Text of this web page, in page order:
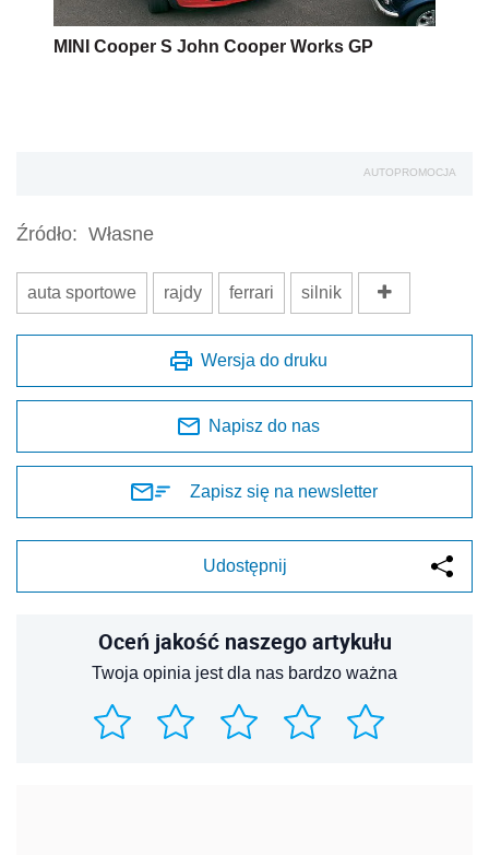
MINI Cooper S John Cooper Works GP
AUTOPROMOCJA
Źródło: Własne
auta sportowe rajdy ferrari silnik
Wersja do druku
Napisz do nas
Zapisz się na newsletter
Udostępnij
Oceń jakość naszego artykułu
Twoja opinia jest dla nas bardzo ważna